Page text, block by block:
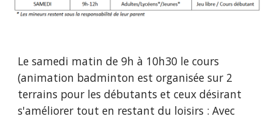
Le samedi matin de 9h à 10h30 le cours
(animation badminton est organisée sur 2
terrains pour les débutants et ceux désirant
s'améliorer tout en restant du loisirs : Avec